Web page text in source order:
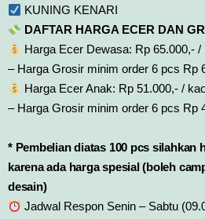
KUNING KENARI
DAFTAR HARGA ECER DAN
Harga Ecer Dewasa: Rp 65.000,- /
– Harga Grosir minim order 6 pcs Rp
Harga Ecer Anak: Rp 51.000,- /
– Harga Grosir minim order 6 pcs Rp
* Pembelian diatas 100 pcs silahkan
karena ada harga spesial (boleh
desain)
Jadwal Respon Senin – Sabtu